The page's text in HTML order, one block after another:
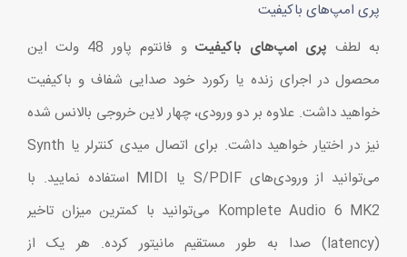
پری امپ‌های باکیفیت
به لطف پری امپ‌های باکیفیت
و فانتوم پاور 48 ولت این
محصول در اجرای زنده یا رکورد خود صدایی شفاف و باکیفیت
خواهید داشت. علاوه بر دو ورودی، چهار لاین خروجی بالانس شده
نیز در اختیار خواهید داشت. برای اتصال میدی کنترلر یا Synth
می‌توانید از ورودی‌های S/PDIF یا MIDI استفاده نمایید. با
Komplete Audio 6 MK2 می‌توانید با کمترین میزان تاخیر
(latency) صدا به طور مستقیم مانیتور کرده. هر یک از